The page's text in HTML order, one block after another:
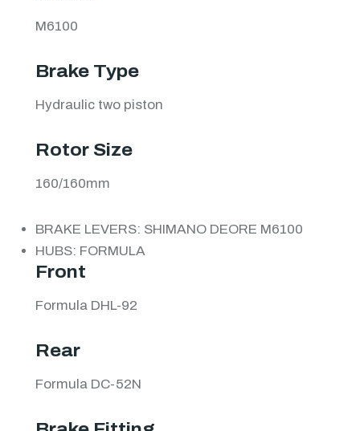
M6100
Brake Type
Hydraulic two piston
Rotor Size
160/160mm
BRAKE LEVERS: SHIMANO DEORE M6100
HUBS: FORMULA
Front
Formula DHL-92
Rear
Formula DC-52N